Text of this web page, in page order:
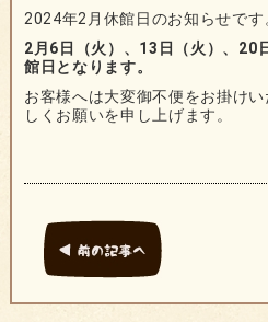
2024年2月休館日のお知らせです
2月6日（火）、13日（火）、20
館日となります。
お客様へは大変御不便をお掛け
しくお願いを申し上げます。